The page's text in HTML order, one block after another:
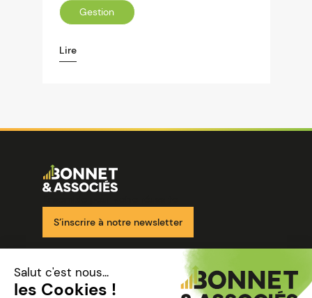
Gestion
Lire
Image
S’inscrire à notre newsletter
Nos solutions
Nos cabinets